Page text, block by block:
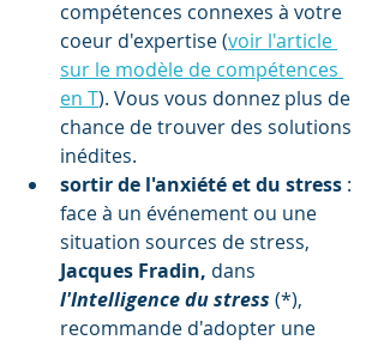
compétences connexes à votre
coeur d'expertise (voir l'article
sur le modèle de compétences
en T). Vous vous donnez plus de
chance de trouver des solutions
inédites.
sortir de l'anxiété et du stress :
face à un événement ou une
situation sources de stress,
Jacques Fradin, dans
l'Intelligence du stress (*),
recommande d'adopter une